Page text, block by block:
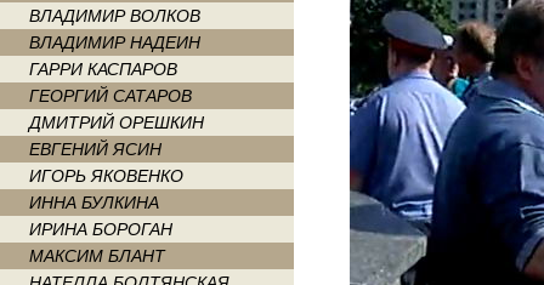
ВЛАДИМИР ВОЛКОВ
ВЛАДИМИР НАДЕИН
ГАРРИ КАСПАРОВ
ГЕОРГИЙ САТАРОВ
ДМИТРИЙ ОРЕШКИН
ЕВГЕНИЙ ЯСИН
ИГОРЬ ЯКОВЕНКО
ИННА БУЛКИНА
ИРИНА БОРОГАН
МАКСИМ БЛАНТ